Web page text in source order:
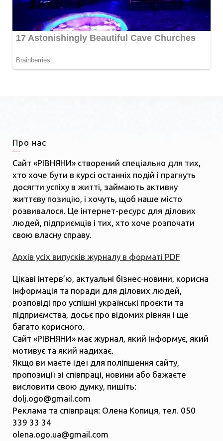
Про нас
Сайт «РІВНЯНИ» створений спеціально для тих,
хто хоче бути в курсі останніх подій і прагнуть
досягти успіху в житті, займають активну
життєву позицію, і хочуть, щоб наше місто
розвивалося. Це інтернет-ресурс для ділових
людей, підприємців і тих, хто хоче розпочати
свою власну справу.
Архів усіх випусків журналу в форматі PDF
Цікаві інтерв’ю, актуальні бізнес-новини, корисна
інформація та поради для ділових людей,
розповіді про успішні українські проєкти та
підприємства, досьє про відомих рівнян і ще
багато корисного.
Сайт «РІВНЯНИ» має журнал, який інформує, який
мотивує та який надихає.
Якщо ви маєте ідеї для поліпшення сайту,
пропозиції зі співпраці, новини або бажаєте
висловити свою думку, пишіть:
dolj.ogo@gmail.com
Реклама та співпраця: Олена Копиця, тел. 050
339 33 34
olena.ogo.ua@gmail.com